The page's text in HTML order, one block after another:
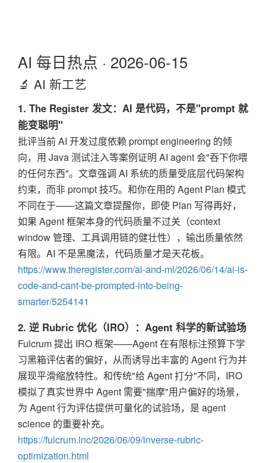
AI 每日热点 · 2026-06-15
🔬 AI 新工艺
1. The Register 发文：AI 是代码，不是"prompt 就
能变聪明"
批评当前 AI 开发过度依赖 prompt engineering 的倾
向，用 Java 测试注入等案例证明 AI agent 会"吞下你喂
的任何东西"。文章强调 AI 系统的质量受底层代码架构
约束，而非 prompt 技巧。和你在用的 Agent Plan 模式
不同在于——这篇文章提醒你，即使 Plan 写得再好，
如果 Agent 框架本身的代码质量不过关（context
window 管理、工具调用链的健壮性），输出质量依然
有限。AI 不是黑魔法，代码质量才是天花板。
https://www.theregister.com/ai-and-ml/2026/06/14/ai-is-
code-and-cant-be-prompted-into-being-
smarter/5254141
2. 逆 Rubric 优化（IRO）：Agent 科学的新试验场
Fulcrum 提出 IRO 框架——Agent 在有限标注预算下学
习黑箱评估者的偏好，从而诱导出丰富的 Agent 行为并
展现平滑缩放特性。和传统"给 Agent 打分"不同，IRO
模拟了真实世界中 Agent 需要"揣摩"用户偏好的场景，
为 Agent 行为评估提供可量化的试验场，是 agent
science 的重要补充。
https://fulcrum.inc/2026/06/09/inverse-rubric-
optimization.html